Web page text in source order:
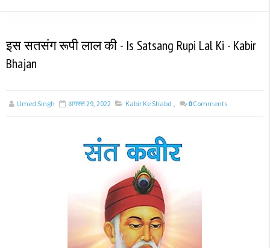
इस सतसंग रूपी लाल की - Is Satsang Rupi Lal Ki - Kabir
Bhajan
Umed Singh अगस्त 29, 2022 Kabir Ke Shabd , 0 Comments